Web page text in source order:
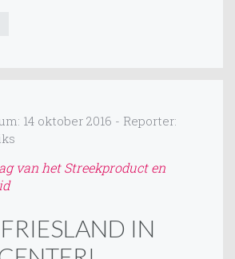
14 oktober 2016 - Reporter:
van het Streekproduct en
IN